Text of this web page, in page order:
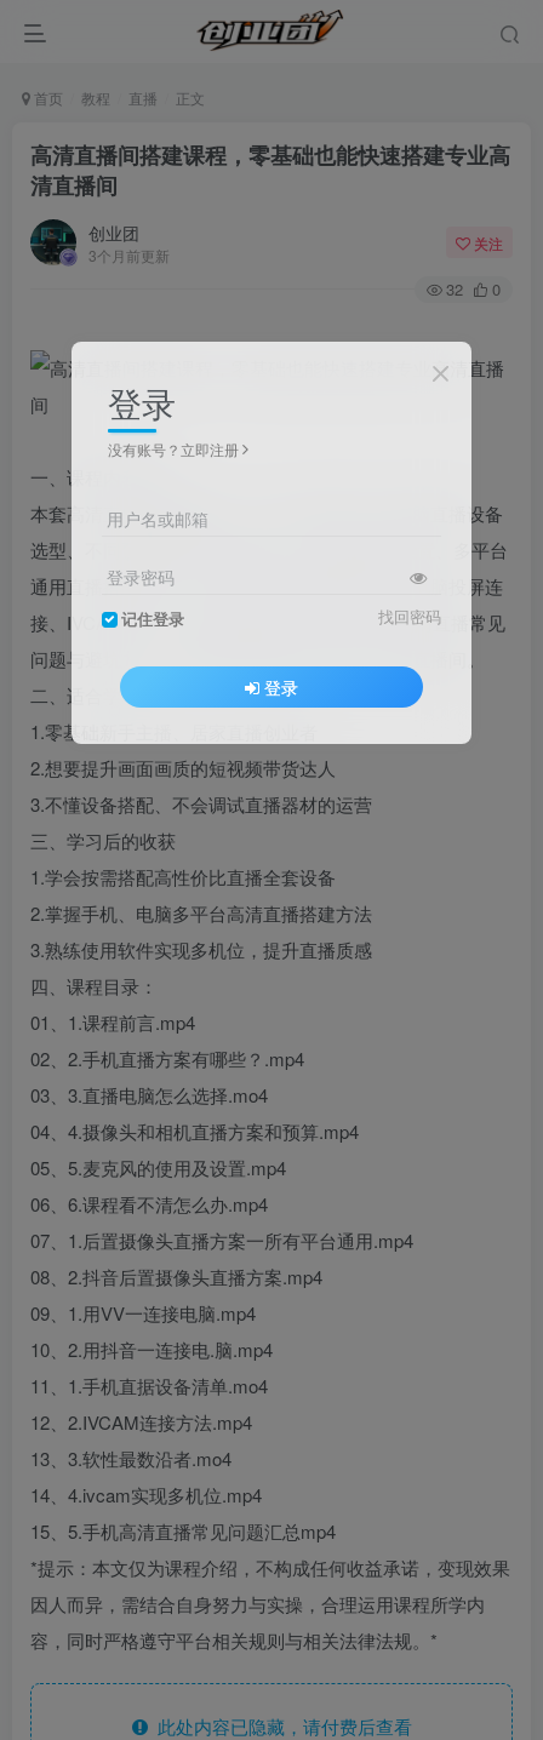
首页 教程 直播 正文
高清直播间搭建课程，零基础也能快速搭建专业高
清直播间
创业团
3个月前更新
关注
32 0
一、课程内容简介
本套高清直播间搭建课程，全方位讲解手机与电脑直播设备
选型、不同预算摄像头/相机方案、麦克风调试设置、多平台
通用直播搭建流程。详细演示后置摄像头直播、电脑投屏连
接、IVCAM操作、多机位切换技巧，同时汇总高清直播常见
问题与避坑方法，零基础也能快速搭建专业高清直播间。
二、适合学习人群
1.零基础新手主播、居家直播创业者
2.想要提升画面画质的短视频带货达人
3.不懂设备搭配、不会调试直播器材的运营
三、学习后的收获
1.学会按需搭配高性价比直播全套设备
2.掌握手机、电脑多平台高清直播搭建方法
3.熟练使用软件实现多机位，提升直播质感
四、课程目录：
01、1.课程前言.mp4
02、2.手机直播方案有哪些？.mp4
03、3.直播电脑怎么选择.mo4
04、4.摄像头和相机直播方案和预算.mp4
05、5.麦克风的使用及设置.mp4
06、6.课程看不清怎么办.mp4
07、1.后置摄像头直播方案一所有平台通用.mp4
08、2.抖音后置摄像头直播方案.mp4
09、1.用VV一连接电脑.mp4
10、2.用抖音一连接电.脑.mp4
11、1.手机直据设备清单.mo4
12、2.IVCAM连接方法.mp4
13、3.软性最数沿者.mo4
14、4.ivcam实现多机位.mp4
15、5.手机高清直播常见问题汇总mp4
*提示：本文仅为课程介绍，不构成任何收益承诺，变现效果
因人而异，需结合自身努力与实操，合理运用课程所学内
容，同时严格遵守平台相关规则与相关法律法规。*
此处内容已隐藏，请付费后查看
登录
没有账号？立即注册
用户名或邮箱
登录密码
记住登录 找回密码
登录